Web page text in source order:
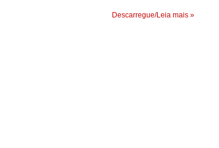
Descarregue/Leia mais »